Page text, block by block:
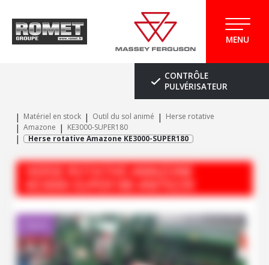
MENU
CONTRÔLE
PULVÉRISATEUR
Matériel en stock Outil du sol animé
Herse rotative
Amazone
KE3000-SUPER180
Herse rotative Amazone KE3000-SUPER180
KE3000-SUPER180